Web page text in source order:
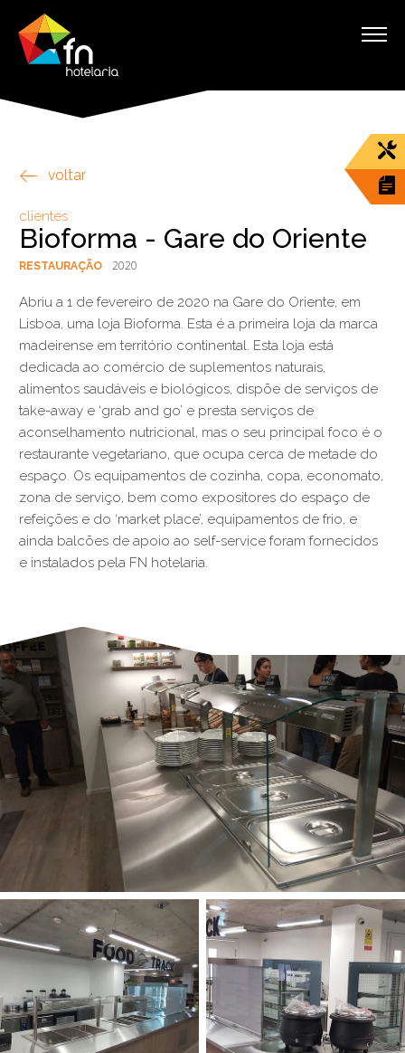
voltar
clientes
Bioforma - Gare do Oriente
RESTAURAÇÃO 2020
Abriu a 1 de fevereiro de 2020 na Gare do Oriente, em
Lisboa, uma loja Bioforma. Esta é a primeira loja da marca
madeirense em território continental. Esta loja está
dedicada ao comércio de suplementos naturais,
alimentos saudáveis e biológicos, dispõe de serviços de
take-away e ‘grab and go’ e presta serviços de
aconselhamento nutricional, mas o seu principal foco é o
restaurante vegetariano, que ocupa cerca de metade do
espaço. Os equipamentos de cozinha, copa, economato,
zona de serviço, bem como expositores do espaço de
refeições e do ‘market place’, equipamentos de frio, e
ainda balcões de apoio ao self-service foram fornecidos
e instalados pela FN hotelaria.